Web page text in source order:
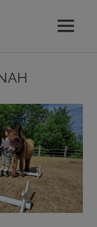
MENU